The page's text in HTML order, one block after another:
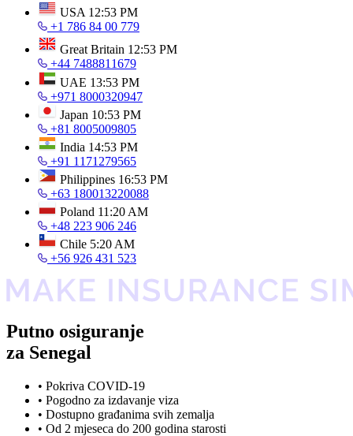
USA 12:53 PM
+1 786 84 00 779
Great Britain 12:53 PM
+44 7488811679
UAE 13:53 PM
+971 8000320947
Japan 10:53 PM
+81 8005009805
India 14:53 PM
+91 1171279565
Philippines 16:53 PM
+63 180013220088
Poland 11:20 AM
+48 223 906 246
Chile 5:20 AM
+56 926 431 523
Putno osiguranje
za Senegal
• Pokriva COVID-19
• Pogodno za izdavanje viza
• Dostupno građanima svih zemalja
• Od 2 mjeseca do 200 godina starosti